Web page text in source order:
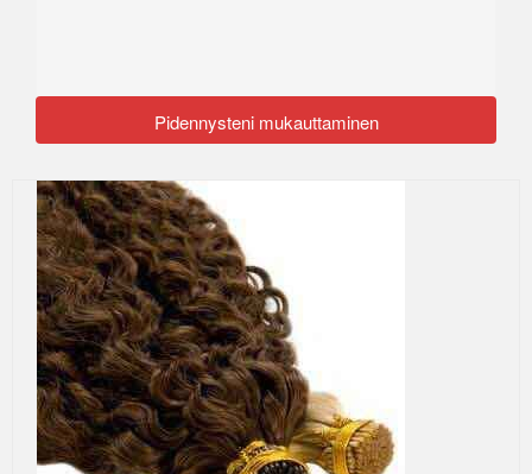
Pidennysteni mukauttaminen